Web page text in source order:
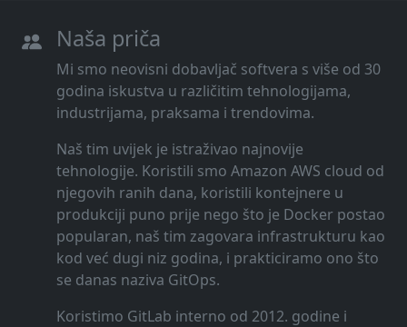
Naša priča
Mi smo neovisni dobavljač softvera s više od 30
godina iskustva u različitim tehnologijama,
industrijama, praksama i trendovima.
Naš tim uvijek je istraživao najnovije
tehnologije. Koristili smo Amazon AWS cloud od
njegovih ranih dana, koristili kontejnere u
produkciji puno prije nego što je Docker postao
popularan, naš tim zagovara infrastrukturu kao
kod već dugi niz godina, i prakticiramo ono što
se danas naziva GitOps.
Koristimo GitLab interno od 2012. godine i